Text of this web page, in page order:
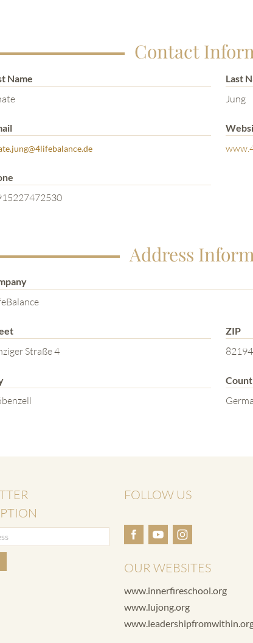
Contact
Name Last
Jung
Address
Straße 4
ZIP
82194
FOLLOW US
OUR WEBSITES
www.innerfireschool.org
www.lujong.org